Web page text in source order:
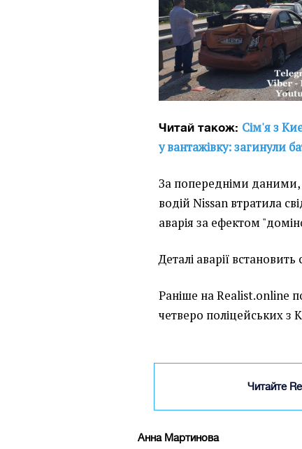
Читай також: Сім'я з
у вантажівку: загинули
За попередніми даними,
водій Nissan втратила
аварія за ефектом
Деталі аварії встановить
Раніше на Realist.online
четверо поліцейських з
Читайте
Анна Мартинова